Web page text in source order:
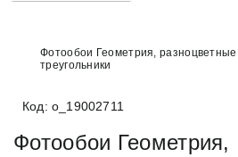
Фотообои Геометрия, разноцветные
треугольники
Код: o_19002711
Фотообои Геометрия,